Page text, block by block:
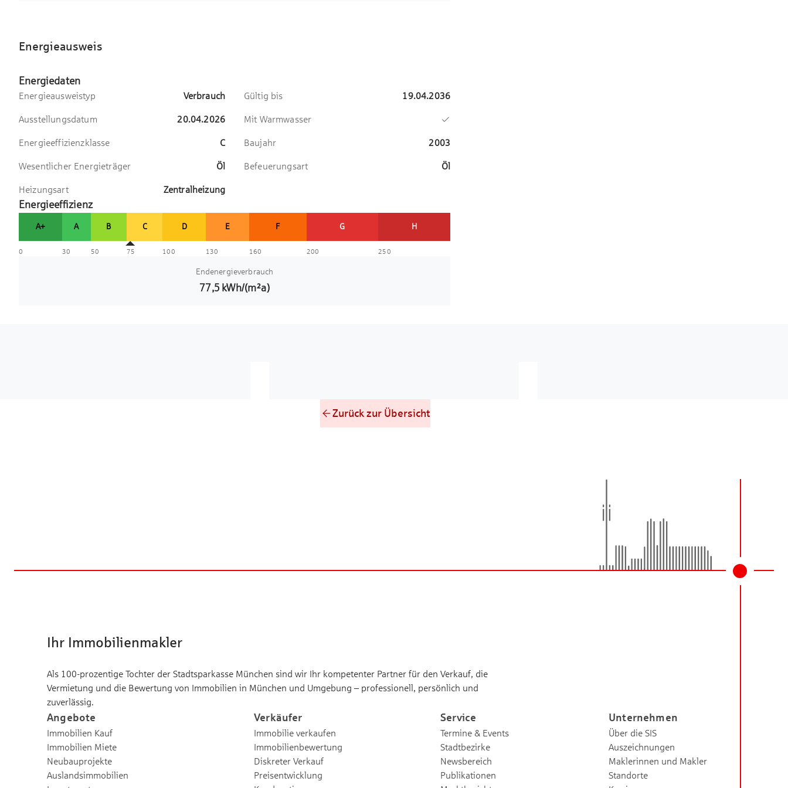
Energieausweis
Energiedaten
Energieausweistyp Verbrauch Gültig bis 19.04.2036
Ausstellungsdatum 20.04.2026 Mit Warmwasser
Energieeffizienzklasse C Baujahr 2003
Wesentlicher Energieträger Öl Befeuerungsart Öl
Heizungsart Zentralheizung
Energieeffizienz
A+ A B C D E F G H
0 30 50 75 100 130 160 200 250
Endenergieverbrauch
77,5 kWh/(m²a)
Zurück zur Übersicht
Ihr Immobilienmakler
Als 100-prozentige Tochter der Stadtsparkasse München sind wir Ihr kompetenter Partner für den Verkauf, die
Vermietung und die Bewertung von Immobilien in München und Umgebung – professionell, persönlich und
zuverlässig.
Angebote
Immobilien Kauf
Immobilien Miete
Neubauprojekte
Auslandsimmobilien
Verkäufer
Immobilie verkaufen
Immobilienbewertung
Diskreter Verkauf
Preisentwicklung
Service
Termine & Events
Stadtbezirke
Newsbereich
Publikationen
Unternehmen
Über die SIS
Auszeichnungen
Maklerinnen und Makler
Standorte